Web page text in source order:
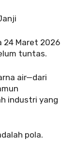
24 Maret 2026
tuntas.
air—dari
industri yang
pola.